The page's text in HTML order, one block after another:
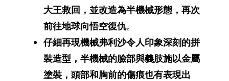
大王救回，並改造為半機械形態，再次
前往地球向悟空復仇。
仔細再現機械弗利沙令人印象深刻的拼
裝造型，半機械的臉部與義肢施以金屬
塗裝，頭部和胸前的傷痕也有表現出